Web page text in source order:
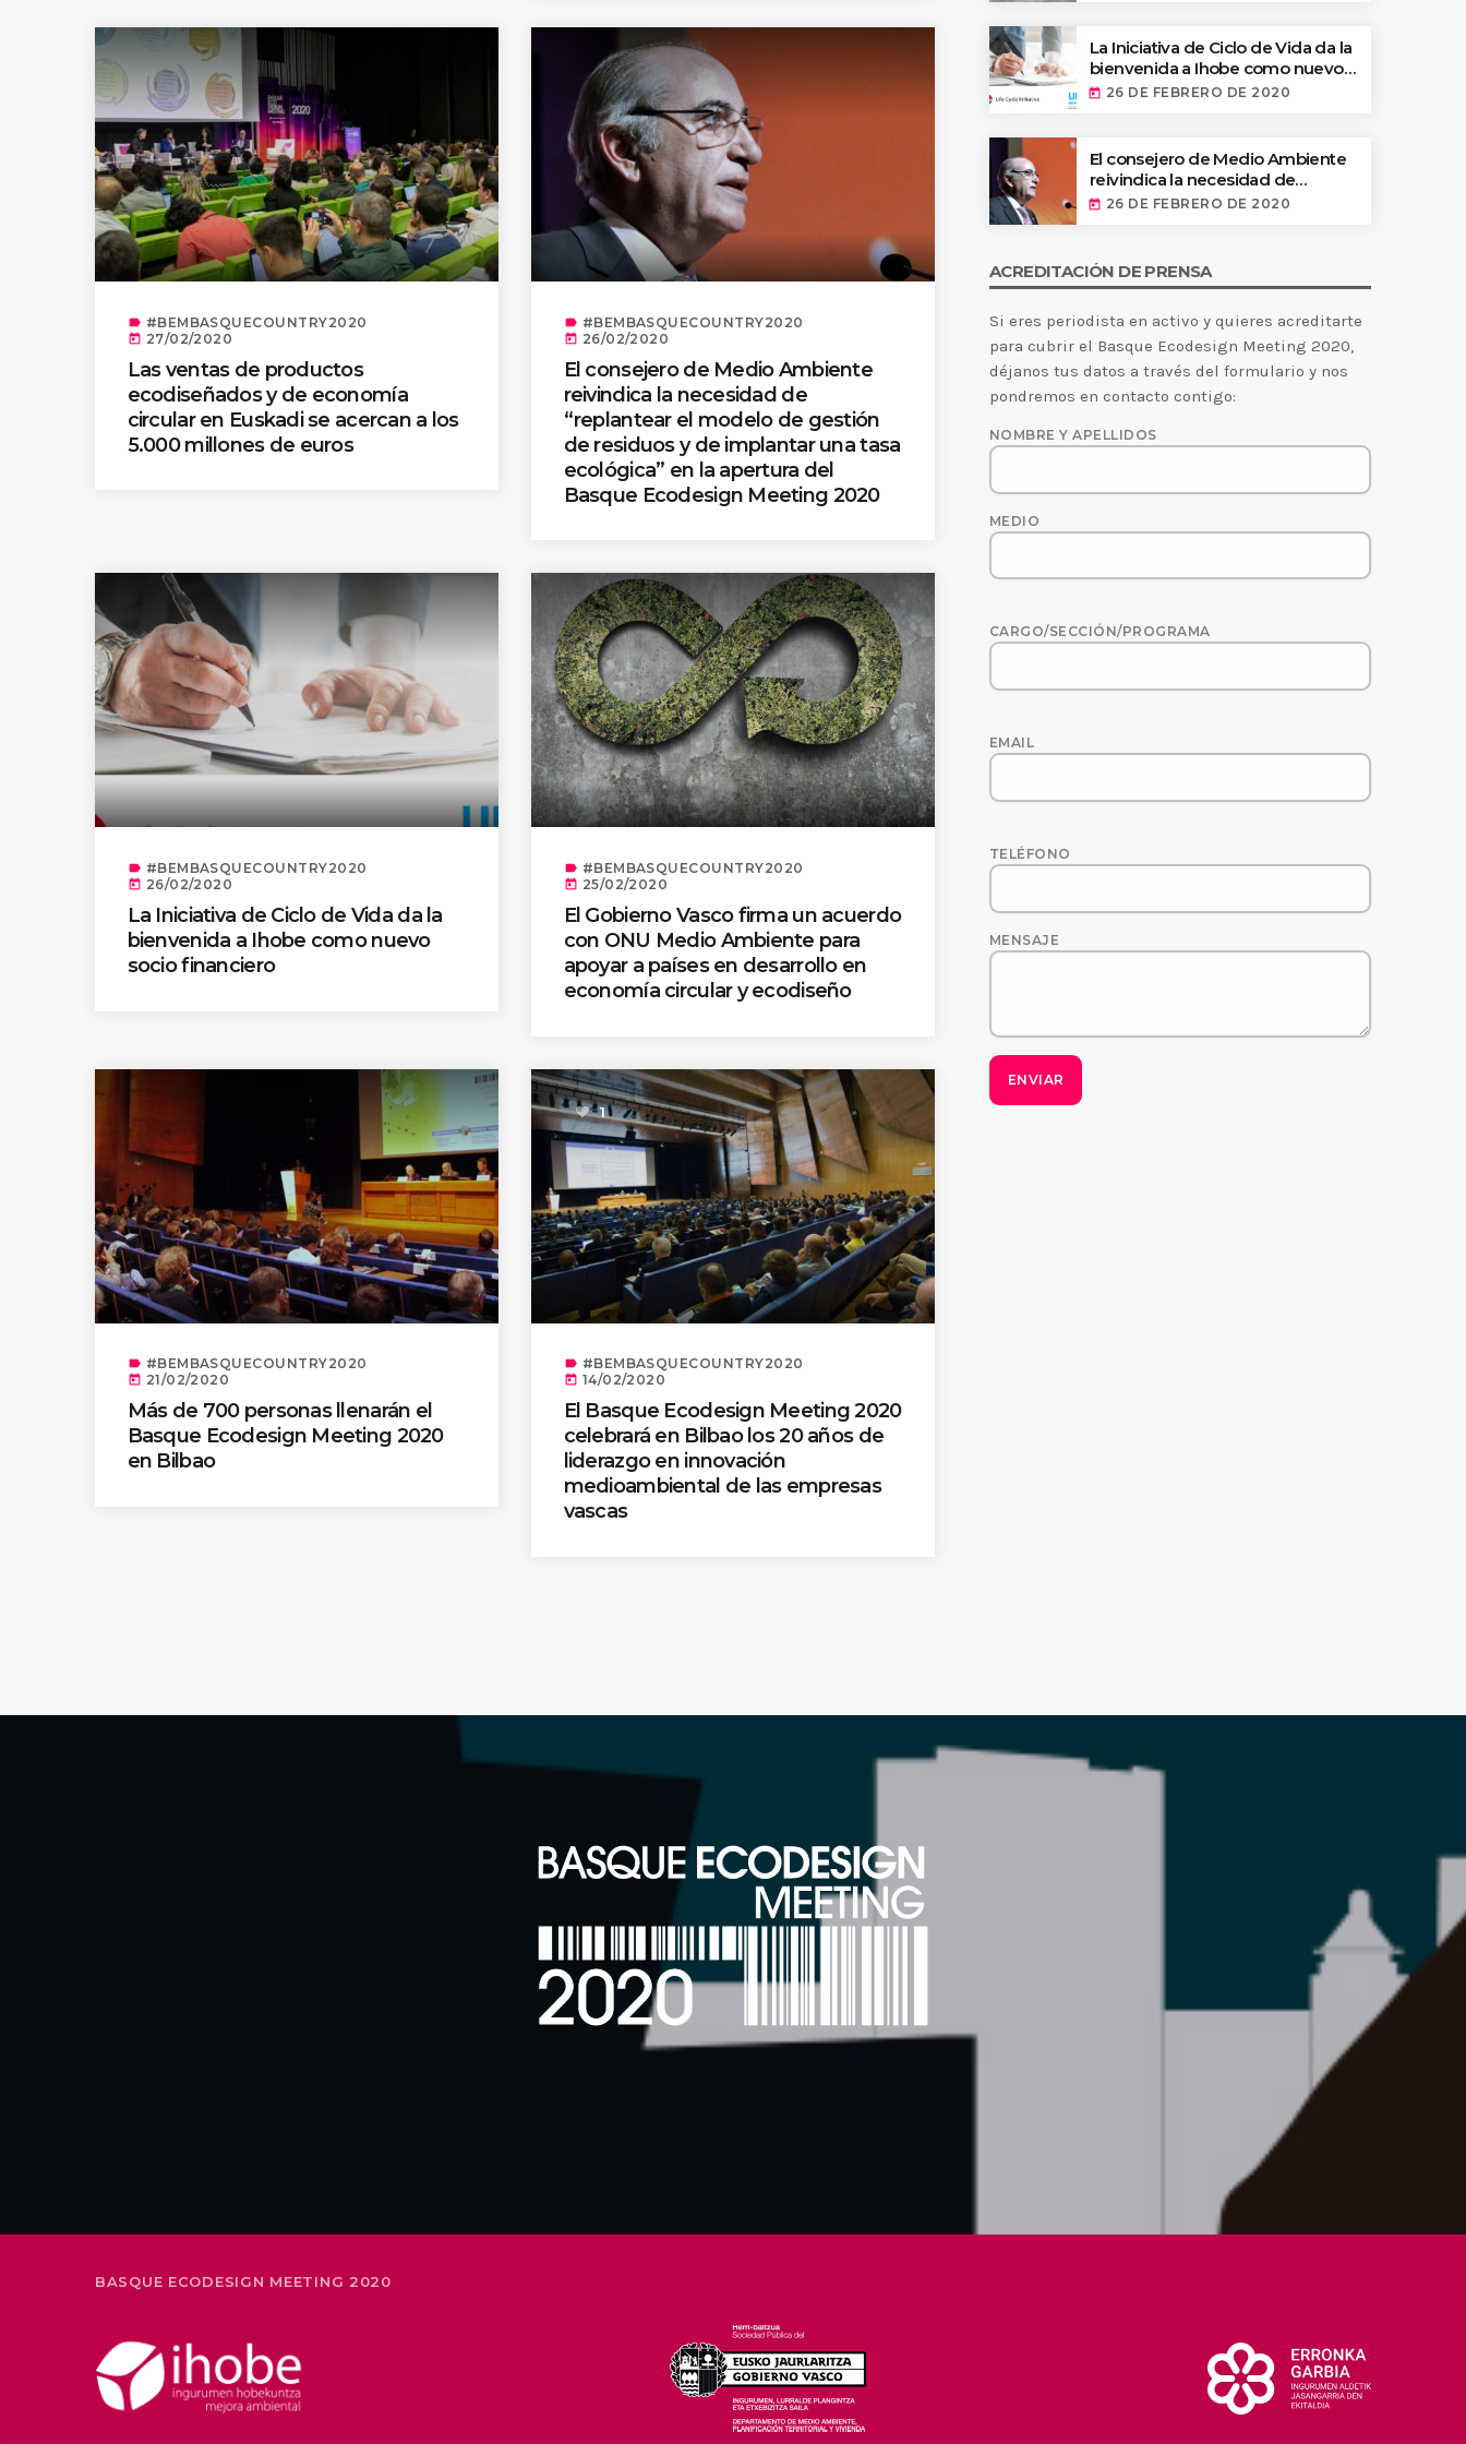
label #BEMBASQUECOUNTRY2020
today 27/02/2020
Las ventas de productos
ecodiseñados y de economía
circular en Euskadi se acercan a los
5.000 millones de euros
label #BEMBASQUECOUNTRY2020
today 26/02/2020
El consejero de Medio Ambiente
reivindica la necesidad de
“replantear el modelo de gestión
de residuos y de implantar una tasa
ecológica” en la apertura del
Basque Ecodesign Meeting 2020
label #BEMBASQUECOUNTRY2020
today 26/02/2020
La Iniciativa de Ciclo de Vida da la
bienvenida a Ihobe como nuevo
socio financiero
label #BEMBASQUECOUNTRY2020
today 25/02/2020
El Gobierno Vasco firma un acuerdo
con ONU Medio Ambiente para
apoyar a países en desarrollo en
economía circular y ecodiseño
label #BEMBASQUECOUNTRY2020
today 21/02/2020
Más de 700 personas llenarán el
Basque Ecodesign Meeting 2020
en Bilbao
1
label #BEMBASQUECOUNTRY2020
today 14/02/2020
El Basque Ecodesign Meeting 2020
celebrará en Bilbao los 20 años de
liderazgo en innovación
medioambiental de las empresas
vascas
La Iniciativa de Ciclo de Vida da la
bienvenida a Ihobe como nuevo
socio financiero
today 26 DE FEBRERO DE 2020
El consejero de Medio Ambiente
reivindica la necesidad de
“replantear el modelo de gestión
Basque Ecodesign Meeting 2020
today 26 DE FEBRERO DE 2020
ACREDITACIÓN DE PRENSA
Si eres periodista en activo y quieres acreditarte
para cubrir el Basque Ecodesign Meeting 2020,
déjanos tus datos a través del formulario y nos
pondremos en contacto contigo:
NOMBRE Y APELLIDOS
MEDIO
CARGO/SECCIÓN/PROGRAMA
EMAIL
TELÉFONO
MENSAJE
BASQUE ECODESIGN MEETING 2020